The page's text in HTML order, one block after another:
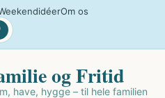
Om os
og Fritid
have, hygge – til hele familien